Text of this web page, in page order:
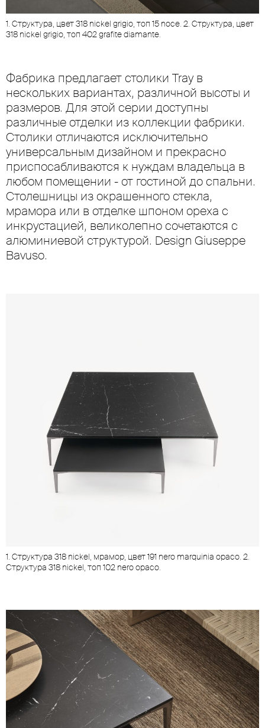
1. Структура, цвет 318 nickel grigio, топ 15 noce. 2. Структура, цвет
318 nickel grigio, топ 402 grafite diamante.
Фабрика предлагает столики Tray в
нескольких вариантах, различной высоты и
размеров. Для этой серии доступны
различные отделки из коллекции фабрики.
Столики отличаются исключительно
универсальным дизайном и прекрасно
приспосабливаются к нуждам владельца в
любом помещении - от гостиной до спальни.
Столешницы из окрашенного стекла,
мрамора или в отделке шпоном ореха с
инкрустацией, великолепно сочетаются с
алюминиевой структурой. Design Giuseppe
Bavuso.
1. Cтруктура 318 nickel, мрамор, цвет 191 nero marquinia opaco. 2.
Cтруктура 318 nickel, топ 102 nero opaco.